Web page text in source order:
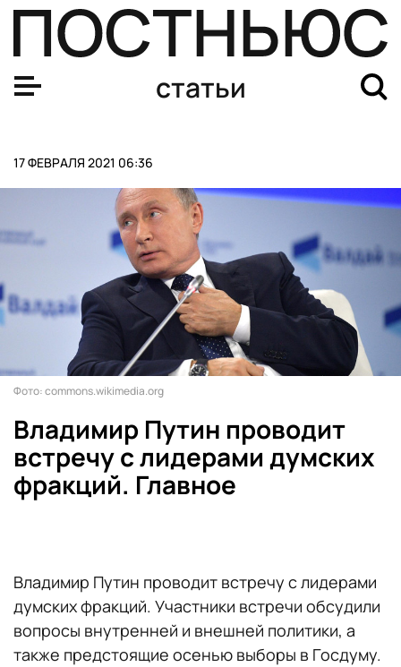
статьи
17 ФЕВРАЛЯ 2021 06:36
Фото: commons.wikimedia.org
Владимир Путин проводит
встречу с лидерами думских
фракций. Главное
Владимир Путин проводит встречу с лидерами
думских фракций. Участники встречи обсудили
вопросы внутренней и внешней политики, а
также предстоящие осенью выборы в Госдуму.
Илья Сорокин стал первой звездой дня в НХЛ